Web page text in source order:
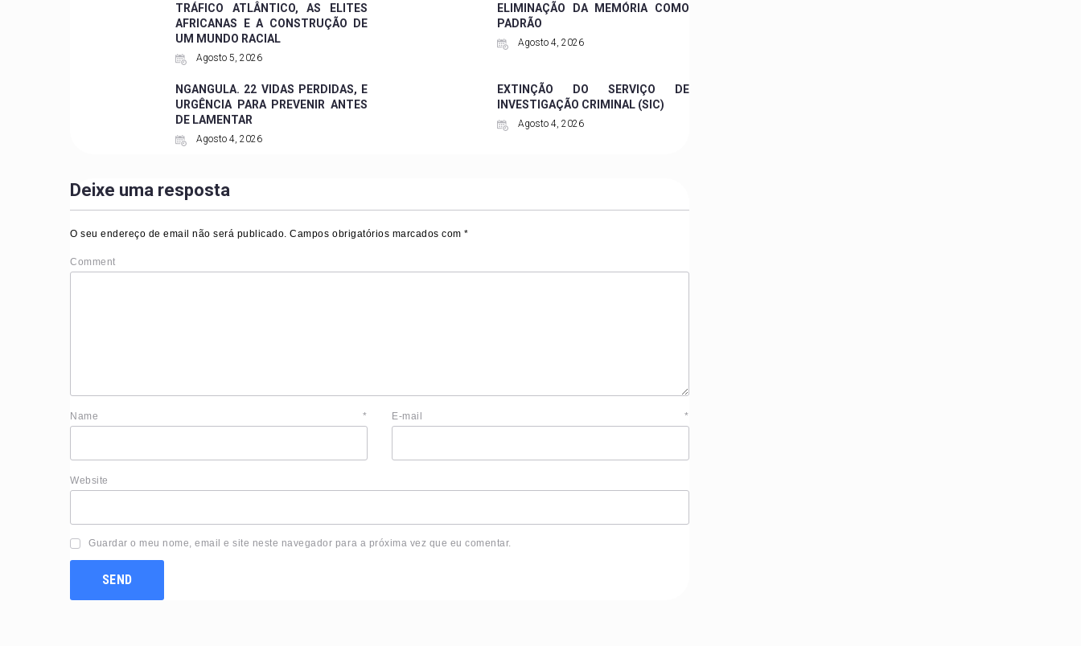
TRÁFICO ATLÂNTICO, AS ELITES
AFRICANAS E A CONSTRUÇÃO DE
UM MUNDO RACIAL
Agosto 5, 2026
ELIMINAÇÃO DA MEMÓRIA COMO
PADRÃO
Agosto 4, 2026
NGANGULA. 22 VIDAS PERDIDAS, E
URGÊNCIA PARA PREVENIR ANTES
DE LAMENTAR
Agosto 4, 2026
EXTINÇÃO DO SERVIÇO DE
INVESTIGAÇÃO CRIMINAL (SIC)
Agosto 4, 2026
Deixe uma resposta
O seu endereço de email não será publicado. Campos obrigatórios marcados com*
Comment
Name* E-mail*
Website
Guardar o meu nome, email e site neste navegador para a próxima vez que eu comentar.